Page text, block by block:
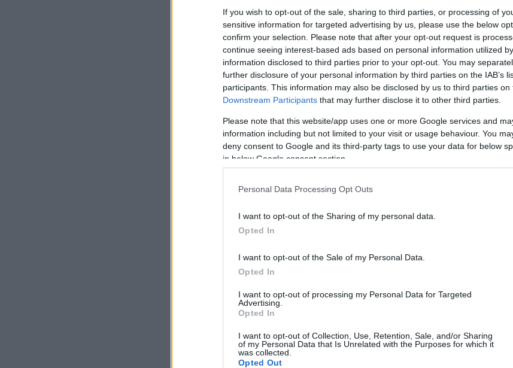
If you wish to opt-out of the sale, sharing to third parties, or processing of
sensitive information for targeted advertising by us, please use the below
confirm your selection. Please note that after your opt-out request is
continue seeing interest-based ads based on personal information utilized
information disclosed to third parties prior to your opt-out. You may
further disclosure of your personal information by third parties on the IAB’s
participants. This information may also be disclosed by us to third parties on
Downstream Participants that may further disclose it to other third parties.
Please note that this website/app uses one or more Google services and
information including but not limited to your visit or usage behaviour. You
deny consent to Google and its third-party tags to use your data for below
in below Google consent section.
Personal Data Processing Opt Outs
I want to opt-out of the Sharing of my personal data.
Opted In
I want to opt-out of the Sale of my Personal Data.
Opted In
I want to opt-out of processing my Personal Data for Targeted
Advertising.
Opted In
I want to opt-out of Collection, Use, Retention, Sale, and/or Sharing
of my Personal Data that Is Unrelated with the Purposes for which it
was collected.
Opted Out